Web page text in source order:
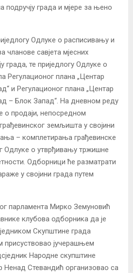
подручју града и мјере за њено
Одлуке о расписивању и
савјета мјесних
града, те приједлогу Одлуке о
Регулационог плана „Центар
и Регулационог плана „Центар
– Блок Запад“. На дневном реду
о продаји, непосредном
земљишта у својини
– комплетирања грађевинске
Одлуке о утврђивању тржишне
Одборници ће разматрати
у својини града путем
парламента Мирко Земуновић
клубова одборника да је
Скупштине града
јучерашњем
Народне скупштине
Ненад Стевандић организовао са